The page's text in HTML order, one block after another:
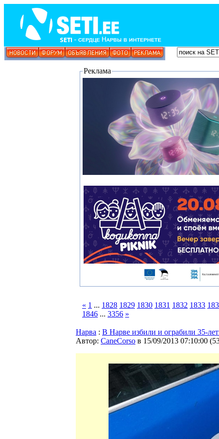
Реклама
« 1 ... 1828 1829 1830 1831 1832 1833
1846 ... 3356 »
Нарва : В Нарве избили и ограбили 35-
Автор: CaneCorso в 15/09/2013 07:10:00 (